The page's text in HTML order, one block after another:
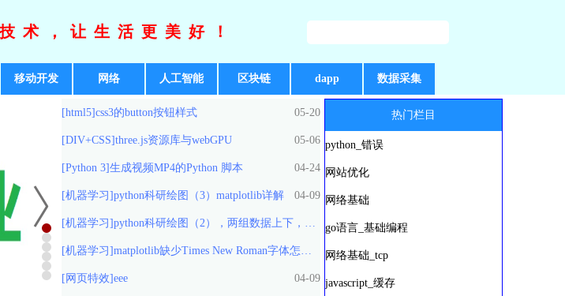
术，让生活更美好！
移动开发 网络 人工智能 区块链 dapp 数据采集
[html5]css3的button按钮样式 05-20
[DIV+CSS]three.js资源库与webGPU 05-06
[Python 3]生成视频MP4的Python 脚本 04-24
[机器学习]python科研绘图（3）matplotlib详解 04-09
[机器学习]python科研绘图（2），两组数据上下，左右比对柱状图
04-09
[机器学习]matplotlib缺少Times New Roman字体怎么办？
04-09
[网页特效]eee 04-09
热门栏目
python_错误
网站优化
网络基础
go语言_基础编程
网络基础_tcp
javascript_缓存